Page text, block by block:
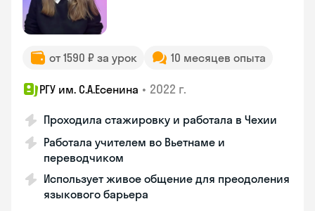
от 1590 ₽ за урок 10 месяцев опыта
РГУ им. С.А.Есенина • 2022 г.
Проходила стажировку и работала в Чехии
Работала учителем во Вьетнаме и
переводчиком
Использует живое общение для преодоления
языкового барьера